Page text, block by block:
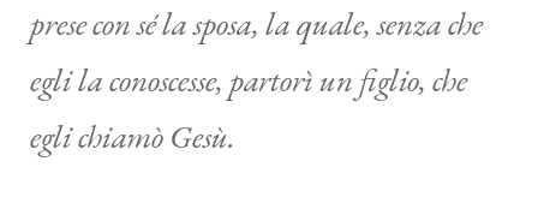
prese con sé la sposa, la quale, senza che
egli la conoscesse, partorì un figlio, che
egli chiamò Gesù.